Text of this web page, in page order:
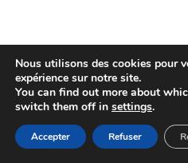
Nous utilisons des cookies pour
expérience sur notre site.
You can find out more about
switch them off in settings.
Accepter Refuser